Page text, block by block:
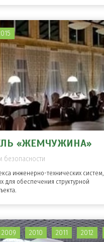
«ЖЕМЧУЖИНА»
безопасности
инженерно-технических систем,
для обеспечения структурной
2009 2010 2011 2012